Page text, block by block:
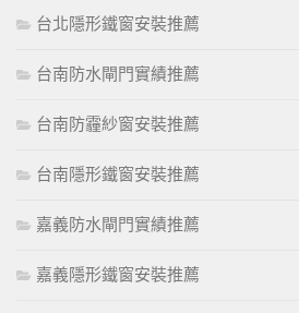
台北隱形鐵窗安裝推薦
台南防水閘門實績推薦
台南防霾紗窗安裝推薦
台南隱形鐵窗安裝推薦
嘉義防水閘門實績推薦
嘉義隱形鐵窗安裝推薦